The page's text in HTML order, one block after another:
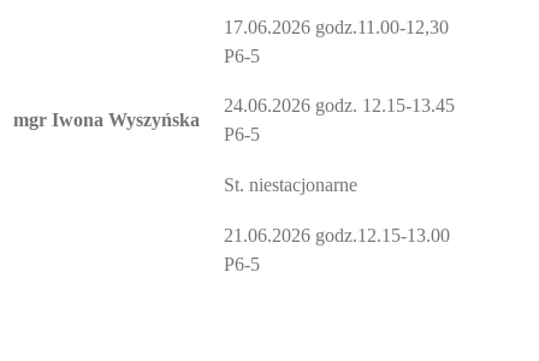
mgr Iwona Wyszyńska
17.06.2026 godz.11.00-12,30
P6-5
24.06.2026 godz. 12.15-13.45
P6-5
St. niestacjonarne
21.06.2026 godz.12.15-13.00
P6-5